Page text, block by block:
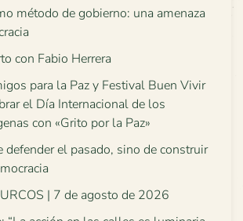
método de gobierno: una amenaza
con Fabio Herrera
para la Paz y Festival Buen Vivir
el Día Internacional de los
con «Grito por la Paz»
defender el pasado, sino de construir
| 7 de agosto de 2026